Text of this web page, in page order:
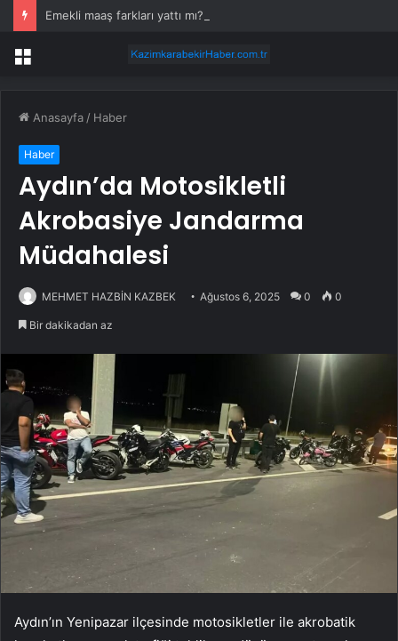
Menü
Anasayfa / Haber
Haber
Aydın’da Motosikletli
Akrobasiye Jandarma
Müdahalesi
MEHMET HAZBİN KAZBEK Ağustos 6, 2025 0 0
Bir dakikadan az
Aydın’ın Yenipazar ilçesinde motosikletler ile akrobatik